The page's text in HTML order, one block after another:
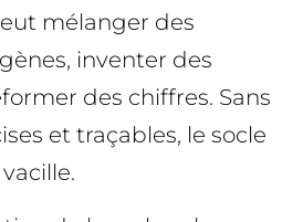
mélanger des
inventer des
des chiffres. Sans
et traçables, le socle